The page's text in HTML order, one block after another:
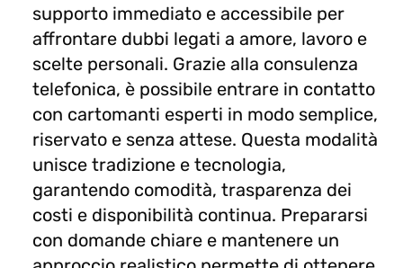
supporto immediato e accessibile per
affrontare dubbi legati a amore, lavoro e
scelte personali. Grazie alla consulenza
telefonica, è possibile entrare in contatto
con cartomanti esperti in modo semplice,
riservato e senza attese. Questa modalità
unisce tradizione e tecnologia,
garantendo comodità, trasparenza dei
costi e disponibilità continua. Prepararsi
con domande chiare e mantenere un